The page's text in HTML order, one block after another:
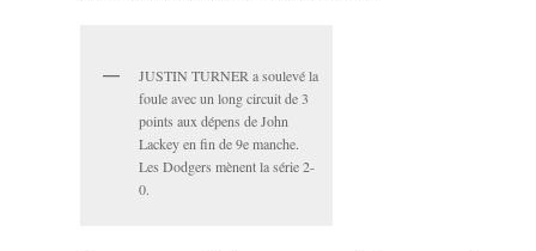
JUSTIN TURNER a soulevé la
foule avec un long circuit de 3
points aux dépens de John
Lackey en fin de 9e manche.
Les Dodgers mènent la série 2-
0.